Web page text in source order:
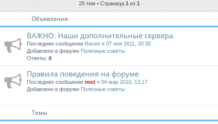
25 тем • Страница 1 из 1
Объявления
ВАЖНО: Наши дополнительные сервера.
Последнее сообщение Raven « 07 ноя 2011, 20:30
Добавлено в форуме Полезные советы
Ответы: 8
Правила поведения на форуме
Последнее сообщение root « 04 мар 2010, 13:17
Добавлено в форуме Полезные советы
Темы